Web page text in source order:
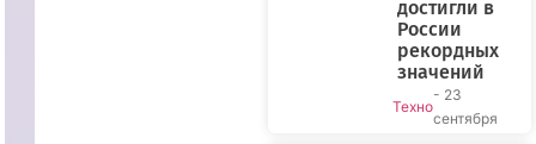
достигли в
России
рекордных
значений
Техно
- 23
сентября